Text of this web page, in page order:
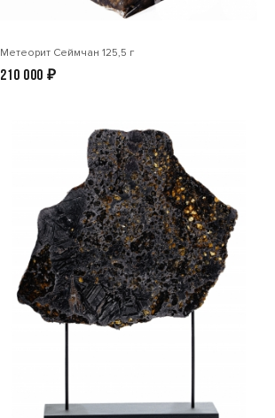
Метеорит Сеймчан 125,5 г
210 000 ₽